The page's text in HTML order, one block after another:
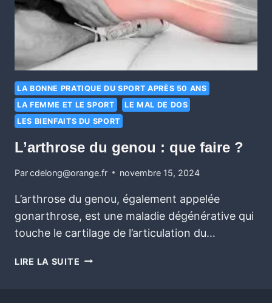
LA BONNE PRATIQUE DU SPORT APRÈS 50 ANS
LA FEMME ET LE SPORT
LE MAL DE DOS
LES BIENFAITS DU SPORT
L’arthrose du genou : que faire ?
Parcdelong@orange.fr novembre 15, 2024
L’arthrose du genou, également appelée
gonarthrose, est une maladie dégénérative qui
touche le cartilage de l’articulation du…
LIRE LA SUITE